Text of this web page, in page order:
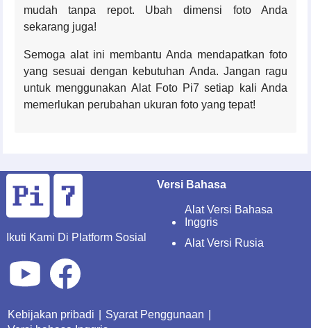
mudah tanpa repot. Ubah dimensi foto Anda
sekarang juga!
Semoga alat ini membantu Anda mendapatkan foto
yang sesuai dengan kebutuhan Anda. Jangan ragu
untuk menggunakan Alat Foto Pi7 setiap kali Anda
memerlukan perubahan ukuran foto yang tepat!
Ikuti Kami Di Platform Sosial
Versi Bahasa
Alat Versi Bahasa
Inggris
Alat Versi Rusia
Kebijakan pribadi Syarat Penggunaan